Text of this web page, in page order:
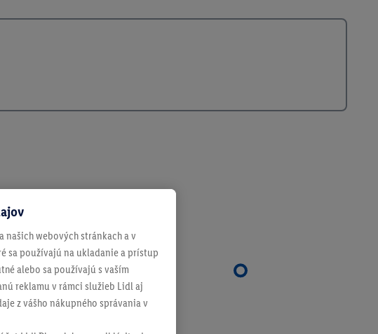
našich webových stránkach a v
sa používajú na ukladanie a prístup
alebo sa používajú s vaším
reklamu v rámci služieb Lidl aj
z vášho nákupného správania v